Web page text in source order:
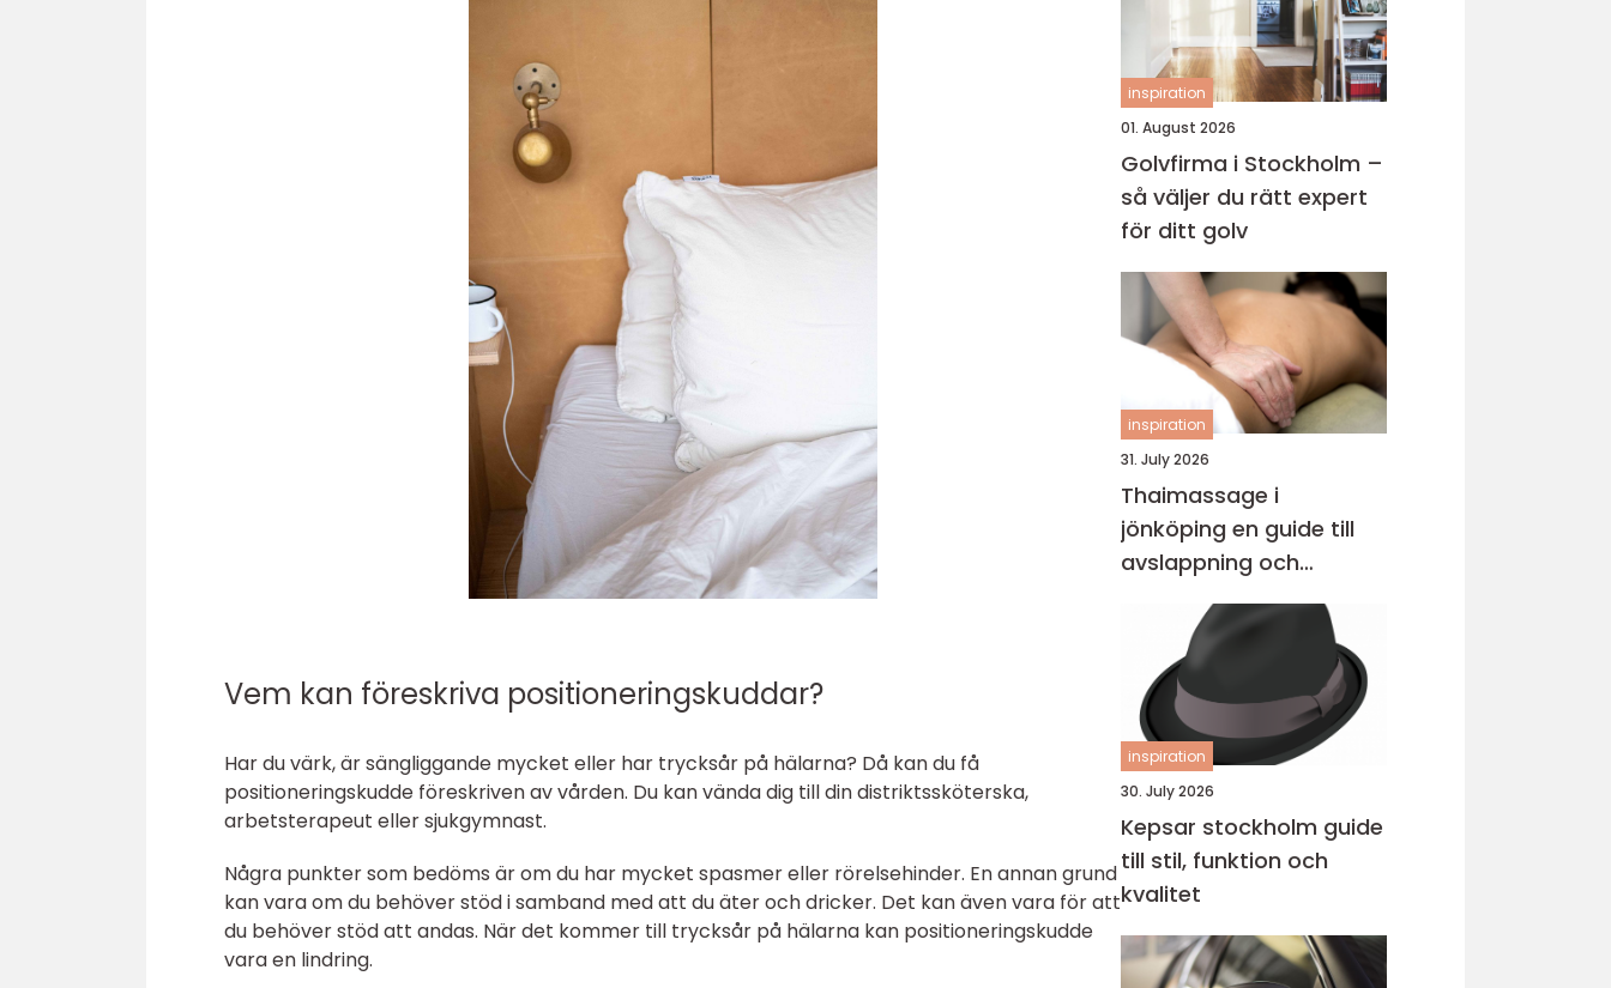
Vem kan föreskriva positioneringskuddar?
Har du värk, är sängliggande mycket eller har trycksår på hälarna? Då kan du få
positioneringskudde föreskriven av vården. Du kan vända dig till din distriktssköterska,
arbetsterapeut eller sjukgymnast.
Några punkter som bedöms är om du har mycket spasmer eller rörelsehinder. En annan grund
kan vara om du behöver stöd i samband med att du äter och dricker. Det kan även vara för att
du behöver stöd att andas. När det kommer till trycksår på hälarna kan positioneringskudde
vara en lindring.
inspiration
01. August 2026
Golvfirma i Stockholm –
så väljer du rätt expert
för ditt golv
inspiration
31. July 2026
Thaimassage i
jönköping en guide till
avslappning och
behandling
inspiration
30. July 2026
Kepsar stockholm guide
till stil, funktion och
kvalitet